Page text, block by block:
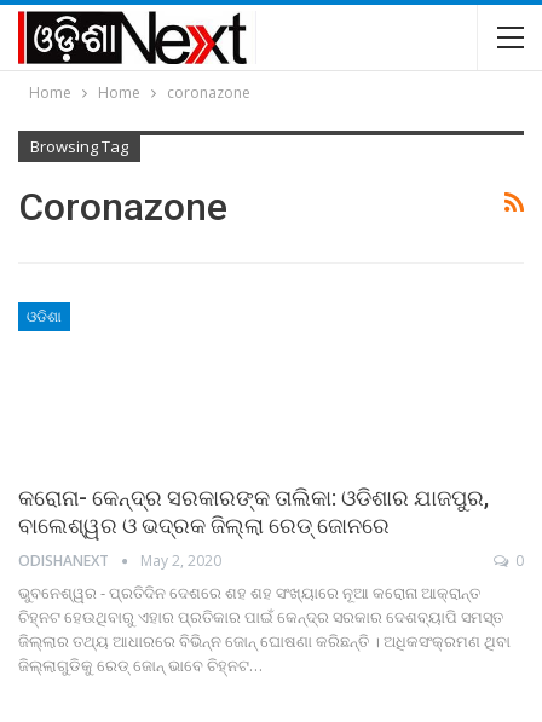
Home Home coronazone
Browsing Tag
Coronazone
ଓଡିଶା
କରୋନା- କେନ୍ଦ୍ର ସରକାରଙ୍କ ତାଲିକା: ଓଡିଶାର ଯାଜପୁର,
ବାଲେଶ୍ୱର ଓ ଭଦ୍ରକ ଜିଲ୍ଲା ରେଡ୍‍ ଜୋନରେ
ODISHANEXT May 2, 2020 0
ଭୁବନେଶ୍ୱର - ପ୍ରତିଦିନ ଦେଶରେ ଶହ ଶହ ସଂଖ୍ୟାରେ ନୂଆ କରୋନା ଆକ୍ରାନ୍ତ
ଚିହ୍ନଟ ହେଉଥିବାରୁ ଏହାର ପ୍ରତିକାର ପାଇଁ କେନ୍ଦ୍ର ସରକାର ଦେଶବ୍ୟାପି ସମସ୍ତ
ଜିଲ୍ଲାର ତଥ୍ୟ ଆଧାରରେ ବିଭିନ୍ନ ଜୋନ୍‍ ଘୋଷଣା କରିଛନ୍ତି । ଅଧିକସଂକ୍ରମଣ ଥିବା
ଜିଲ୍ଲାଗୁଡିକୁ ରେଡ୍‍ ଜୋନ୍‍ ଭାବେ ଚିହ୍ନଟ…